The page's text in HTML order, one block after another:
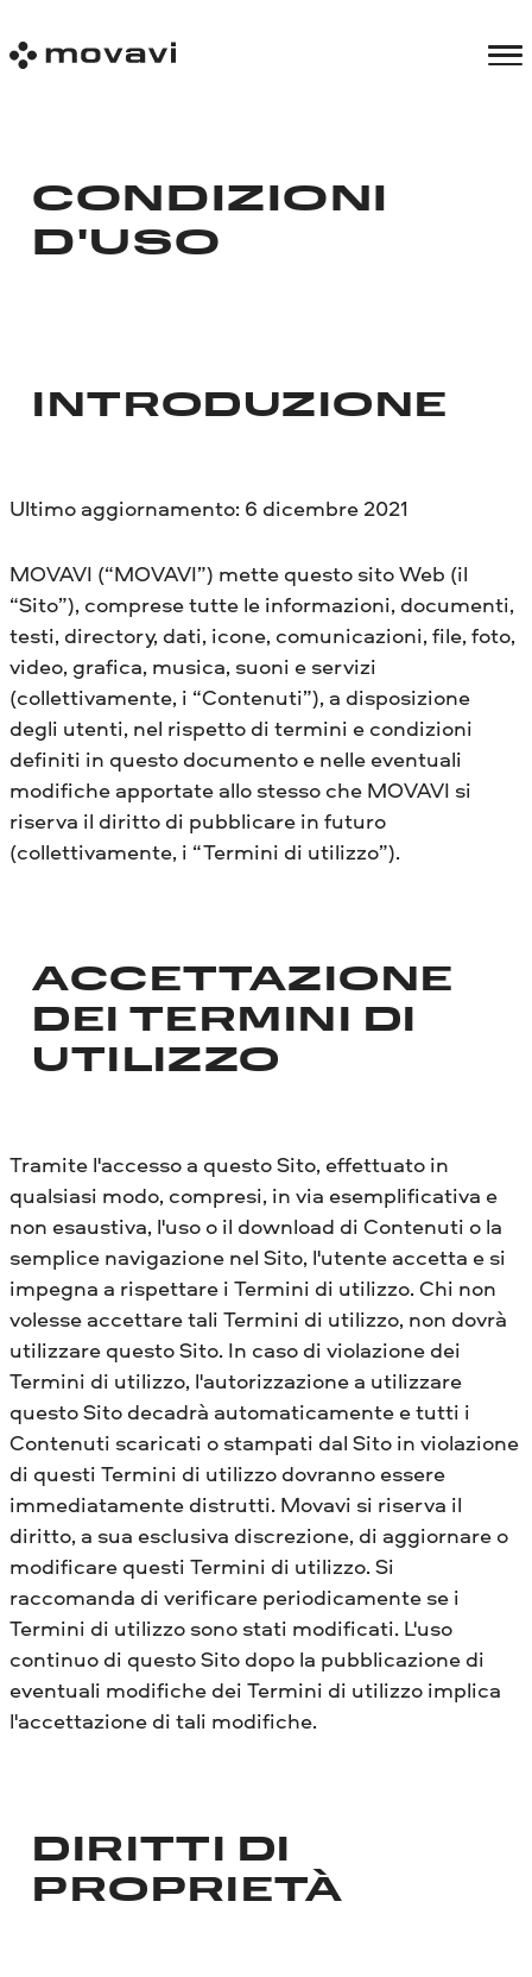
CONDIZIONI
D'USO
INTRODUZIONE
Ultimo aggiornamento: 6 dicembre 2021
MOVAVI (“MOVAVI”) mette questo sito Web (il
“Sito”), comprese tutte le informazioni, documenti,
testi, directory, dati, icone, comunicazioni, file, foto,
video, grafica, musica, suoni e servizi
(collettivamente, i “Contenuti”), a disposizione
degli utenti, nel rispetto di termini e condizioni
definiti in questo documento e nelle eventuali
modifiche apportate allo stesso che MOVAVI si
riserva il diritto di pubblicare in futuro
(collettivamente, i “Termini di utilizzo”).
ACCETTAZIONE
DEI TERMINI DI
UTILIZZO
Tramite l'accesso a questo Sito, effettuato in
qualsiasi modo, compresi, in via esemplificativa e
non esaustiva, l'uso o il download di Contenuti o la
semplice navigazione nel Sito, l'utente accetta e si
impegna a rispettare i Termini di utilizzo. Chi non
volesse accettare tali Termini di utilizzo, non dovrà
utilizzare questo Sito. In caso di violazione dei
Termini di utilizzo, l'autorizzazione a utilizzare
questo Sito decadrà automaticamente e tutti i
Contenuti scaricati o stampati dal Sito in violazione
di questi Termini di utilizzo dovranno essere
immediatamente distrutti. Movavi si riserva il
diritto, a sua esclusiva discrezione, di aggiornare o
modificare questi Termini di utilizzo. Si
raccomanda di verificare periodicamente se i
Termini di utilizzo sono stati modificati. L'uso
continuo di questo Sito dopo la pubblicazione di
eventuali modifiche dei Termini di utilizzo implica
l'accettazione di tali modifiche.
DIRITTI DI
PROPRIETÀ